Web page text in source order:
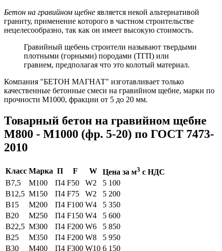
Бетон на гравийном щебне является некой альтернативой
граниту, применение которого в частном строительстве
нецелесообразно, так как он имеет высокую стоимость.
Гравийный щебень строители называют твердыми
плотными (горными) породами (ТГП) или
гравием, предполагая что это колотый материал.
Компания "БЕТОН МАГНАТ" изготавливает только
качественные бетонные смеси на гравийном щебне, марки по
прочности М1000, фракции от 5 до 20 мм.
Товарный бетон на гравийном щебне
М800 - М1000 (фр. 5-20) по ГОСТ 7473-
2010
Класс Марка П F W Цена за м3 с НДС
B7,5
М100 П4 F50 W2
5 100
B12,5 М150 П4 F75 W2
5 200
B15
М200 П4 F100 W4
5 350
B20
М250 П4 F150 W4
5 600
B22,5 М300 П4 F200 W6
5 850
B25
М350 П4 F200 W8
5 950
B30
М400 П4 F300 W10 6 150